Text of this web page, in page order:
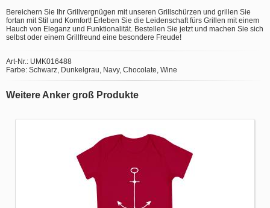
Bereichern Sie Ihr Grillvergnügen mit unseren Grillschürzen und grillen Sie
fortan mit Stil und Komfort! Erleben Sie die Leidenschaft fürs Grillen mit einem
Hauch von Eleganz und Funktionalität. Bestellen Sie jetzt und machen Sie sich
selbst oder einem Grillfreund eine besondere Freude!
Art-Nr.: UMK016488
Farbe: Schwarz, Dunkelgrau, Navy, Chocolate, Wine
Weitere Anker groß Produkte